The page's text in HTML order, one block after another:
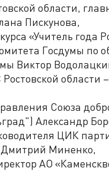
области,
Пискунова,
«Учитель года
Госдумы по
Виктор
области
Союза
Александр
ЦИК
Миненко,
АО